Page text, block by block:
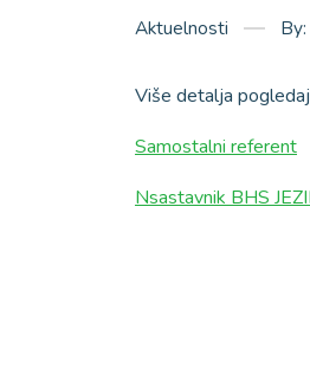
Aktuelnosti
Više detalja
Samostalni referent
Nsastavnik BHS